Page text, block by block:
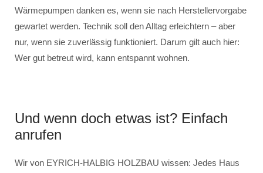
Wärmepumpen danken es, wenn sie nach Herstellervorgabe
gewartet werden. Technik soll den Alltag erleichtern – aber
nur, wenn sie zuverlässig funktioniert. Darum gilt auch hier:
Wer gut betreut wird, kann entspannt wohnen.
Und wenn doch etwas ist? Einfach
anrufen
Wir von EYRICH-HALBIG HOLZBAU wissen: Jedes Haus